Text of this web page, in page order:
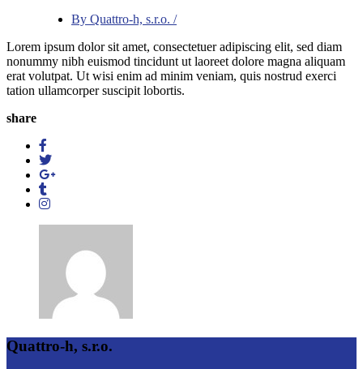
By Quattro-h, s.r.o. /
Lorem ipsum dolor sit amet, consectetuer adipiscing elit, sed diam
nonummy nibh euismod tincidunt ut laoreet dolore magna aliquam
erat volutpat. Ut wisi enim ad minim veniam, quis nostrud exerci
tation ullamcorper suscipit lobortis.
share
Quattro-h, s.r.o.